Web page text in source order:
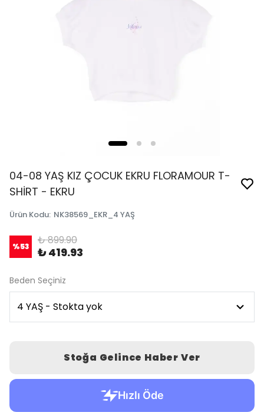
04-08 YAŞ KIZ ÇOCUK EKRU FLORAMOUR T-
SHİRT - EKRU
Ürün Kodu: NK38569_EKR_4 YAŞ
%53 ₺ 899.90
₺ 419.93
Beden Seçiniz
Stoğa Gelince Haber Ver